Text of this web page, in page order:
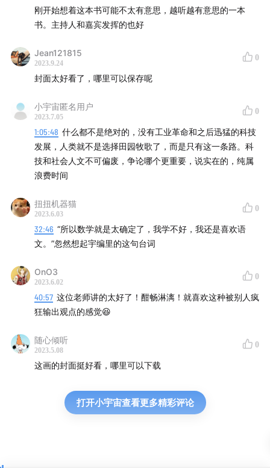
本期还将在评论区抽出两位幸运听众，送出“99读书人”出
品的《当我们不再理解世界》各一本！快来互动吧！
出 品：明室Lucida
本期主播：陈希颖
本期编辑：前台小妹 苜蓿白鲜
本期剪辑：水 母
封面插画：常 箩
视觉设计：山 川
片尾曲：Earthboy- Vern Matz
刚开始想着这本书可能不太有意思，越听越有意思的一本
书。主持人和嘉宾发挥的也好
Jean121815
2023.9.24
0
封面太好看了，哪里可以保存呢
小宇宙匿名用户
2023.7.05
0
1:05:48 什么都不是绝对的，没有工业革命和之后迅猛的科技
发展，人类就不是选择田园牧歌了，而是只有这一条路。科
技和社会人文不可偏废，争论哪个更重要，说实在的，纯属
浪费时间
扭扭机器猫
2023.6.03
0
32:46 “所以数学就是太确定了，我学不好，我还是喜欢语
文。”忽然想起宇编里的这句台词
OnO3
2023.6.02
0
40:57 这位老师讲的太好了！酣畅淋漓！就喜欢这种被别人疯
狂输出观点的感觉😆
随心倾听
2023.5.08
0
这画的封面挺好看，哪里可以下载
打开小宇宙查看更多精彩评论